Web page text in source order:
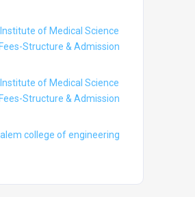
of Medical Science
Structure & Admission
of Medical Science
Structure & Admission
college of engineering